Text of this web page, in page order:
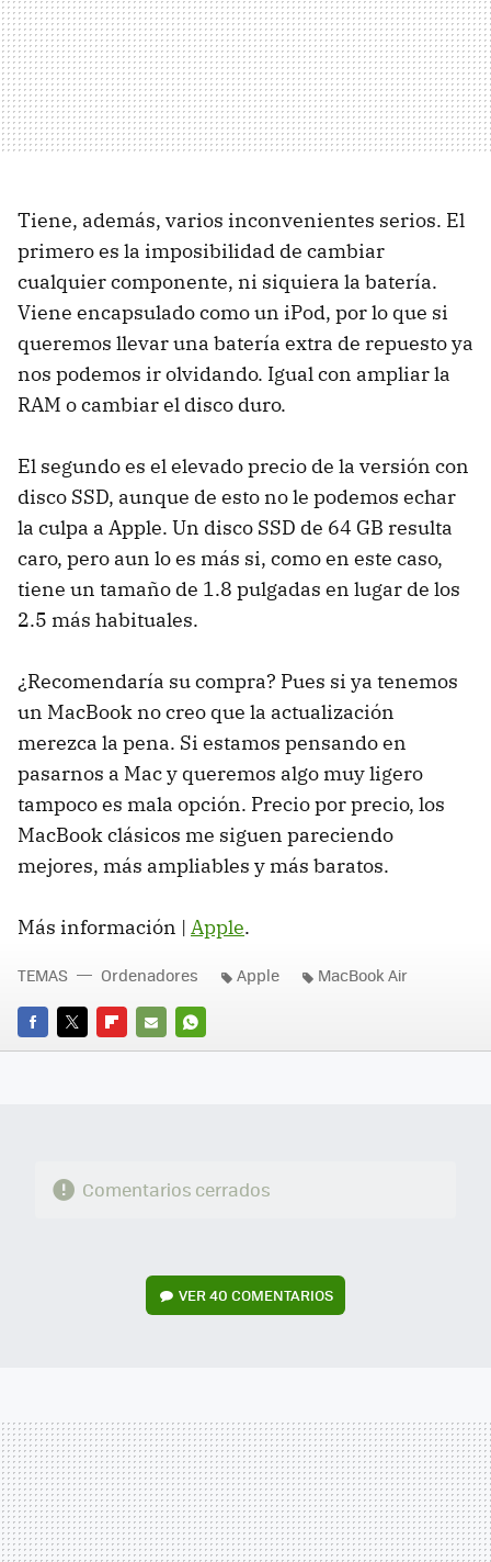
Tiene, además, varios inconvenientes serios. El
primero es la imposibilidad de cambiar
cualquier componente, ni siquiera la batería.
Viene encapsulado como un iPod, por lo que si
queremos llevar una batería extra de repuesto ya
nos podemos ir olvidando. Igual con ampliar la
RAM o cambiar el disco duro.
El segundo es el elevado precio de la versión con
disco SSD, aunque de esto no le podemos echar
la culpa a Apple. Un disco SSD de 64 GB resulta
caro, pero aun lo es más si, como en este caso,
tiene un tamaño de 1.8 pulgadas en lugar de los
2.5 más habituales.
¿Recomendaría su compra? Pues si ya tenemos
un MacBook no creo que la actualización
merezca la pena. Si estamos pensando en
pasarnos a Mac y queremos algo muy ligero
tampoco es mala opción. Precio por precio, los
MacBook clásicos me siguen pareciendo
mejores, más ampliables y más baratos.
Más información | Apple.
FACEBOOK
TWITTERFLIPBOARD
E-
WHATSAPP
TEMAS Ordenadores Apple MacBook Air
Comentarios cerrados
VER40 COMENTARIOS